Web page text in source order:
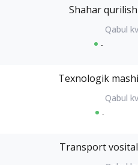
Shahar
-
Texnologik
-
Transport